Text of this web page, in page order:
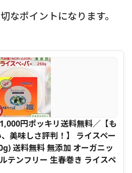
なポイントになります。
円ポッキリ送料無料／【も
美味しさ評判！】 ライスペー
送料無料 無添加 オーガニッ
テンフリー 生春巻き ライスペ